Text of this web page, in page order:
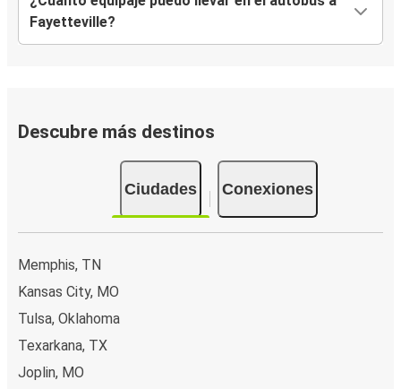
Fayetteville?
Descubre más destinos
Ciudades Conexiones
Memphis, TN
Kansas City, MO
Tulsa, Oklahoma
Texarkana, TX
Joplin, MO